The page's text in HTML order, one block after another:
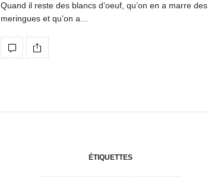
Quand il reste des blancs d’oeuf, qu’on en a marre des
meringues et qu’on a…
ÉTIQUETTES